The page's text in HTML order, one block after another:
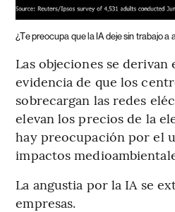
¿Te preocupa que la IA deje sin trabajo a
Las objeciones se derivan
evidencia de que los
sobrecargan las redes
elevan los precios de la
hay preocupación por el
impactos
La angustia por la IA se
empresas.